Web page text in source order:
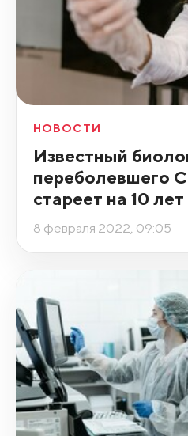
НОВОСТИ
Известный
переболевшего
стареет на 10 лет
8 февраля 2022, 09:05